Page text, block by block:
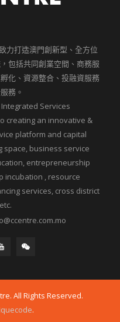
力打造澳門創新型、全方位
包括共同創業空間、商務服
化、資源整合、投融資服務
務。
Services
creating an innovative &
platform and capital
space, business service
entrepreneurship
incubation , resource
services, cross district
All Rights Reserved.
.